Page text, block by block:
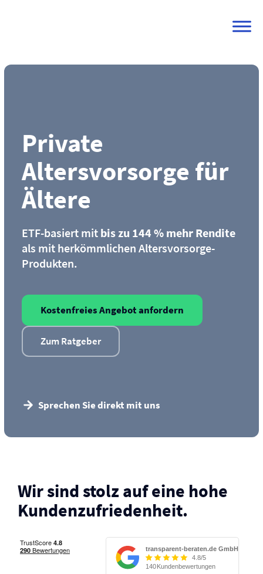
Private
Altersvorsorge für
Ältere
ETF-basiert mit bis zu 144 % mehr Rendite
als mit herkömmlichen Altersvorsorge-
Produkten.
Kostenfreies Angebot anfordern
Zum Ratgeber
Sprechen Sie direkt mit uns
Wir sind stolz auf eine hohe
Kunden­zufriedenheit.